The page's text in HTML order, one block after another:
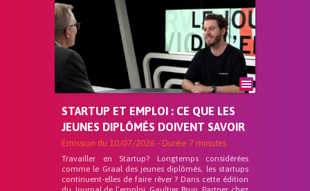
STARTUP ET EMPLOI : CE QUE LES
JEUNES DIPLÔMÉS DOIVENT SAVOIR
Emission du 10/07/2026 - Durée 7 minutes
Travailler en Startup? Longtemps considérées
comme le Graal des jeunes diplômés, les startups
continuent-elles de faire rêver ? Dans cette édition